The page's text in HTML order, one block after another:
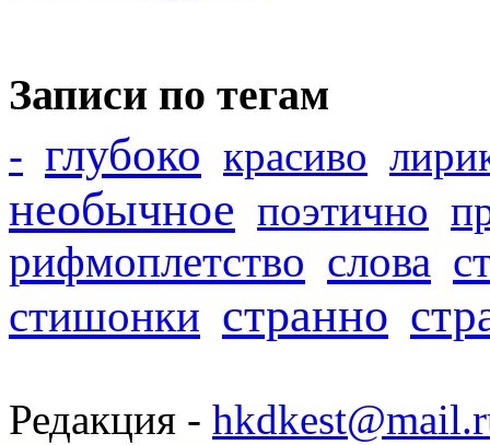
Записи по тегам
- глубоко красиво
необычное поэтично
рифмоплетство слова
стишонки странно
Редакция -